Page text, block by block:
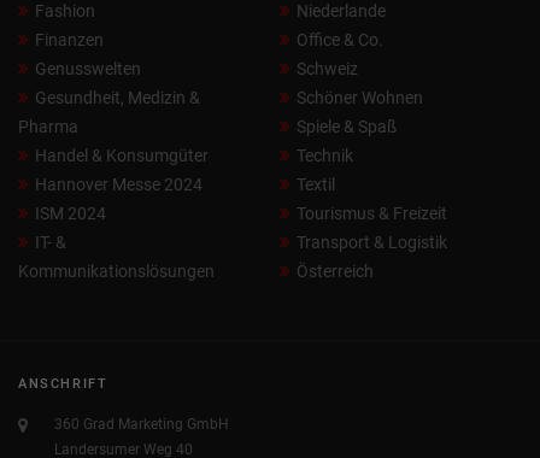
Fashion
Finanzen
Genusswelten
Gesundheit, Medizin &
Pharma
Handel & Konsumgüter
Hannover Messe 2024
ISM 2024
IT- &
Kommunikationslösungen
Niederlande
Office & Co.
Schweiz
Schöner Wohnen
Spiele & Spaß
Technik
Textil
Tourismus & Freizeit
Transport & Logistik
Österreich
ANSCHRIFT
360 Grad Marketing GmbH
Landersumer Weg 40